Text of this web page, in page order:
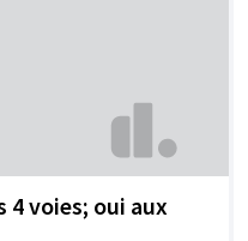
4 voies; oui aux